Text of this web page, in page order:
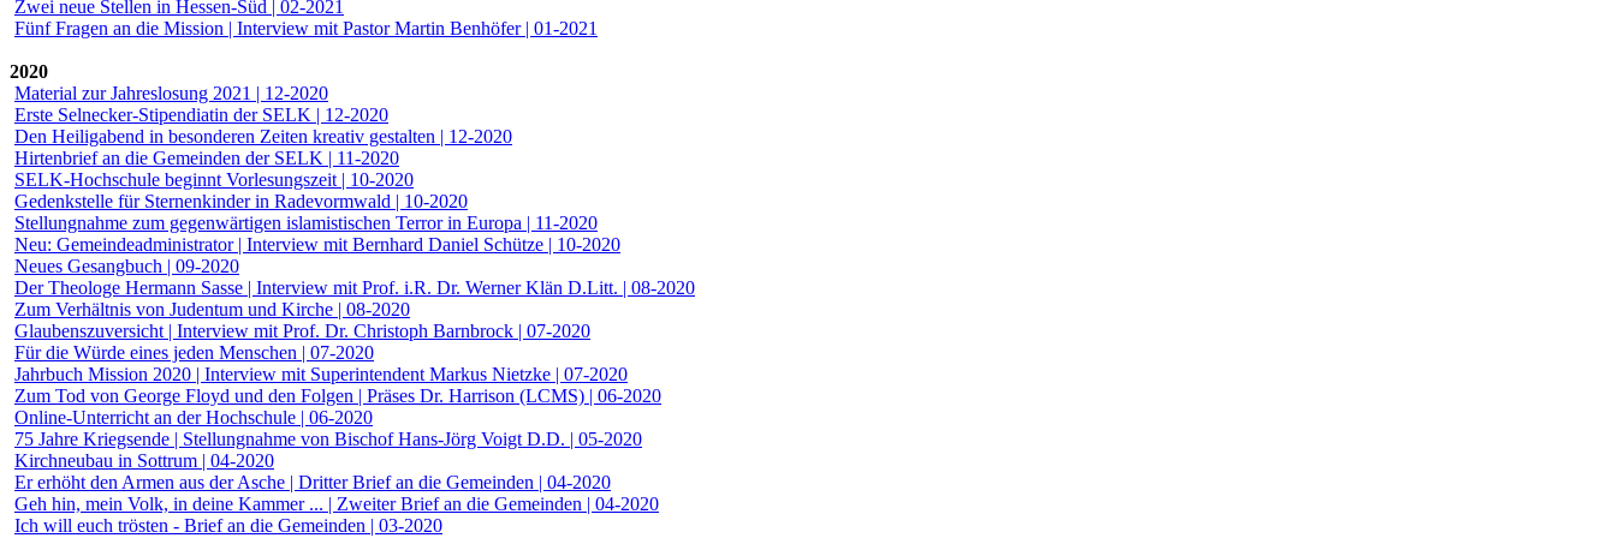
Zwei neue Stellen in Hessen-Süd | 02-2021
Fünf Fragen an die Mission | Interview mit Pastor Martin Benhöfer | 01-2021
2020
Material zur Jahreslosung 2021 | 12-2020
Erste Selnecker-Stipendiatin der SELK | 12-2020
Den Heiligabend in besonderen Zeiten kreativ gestalten | 12-2020
Hirtenbrief an die Gemeinden der SELK | 11-2020
SELK-Hochschule beginnt Vorlesungszeit | 10-2020
Gedenkstelle für Sternenkinder in Radevormwald | 10-2020
Stellungnahme zum gegenwärtigen islamistischen Terror in Europa | 11-2020
Neu: Gemeindeadministrator | Interview mit Bernhard Daniel Schütze | 10-2020
Neues Gesangbuch | 09-2020
Der Theologe Hermann Sasse | Interview mit Prof. i.R. Dr. Werner Klän D.Litt. | 08-2020
Zum Verhältnis von Judentum und Kirche | 08-2020
Glaubenszuversicht | Interview mit Prof. Dr. Christoph Barnbrock | 07-2020
Für die Würde eines jeden Menschen | 07-2020
Jahrbuch Mission 2020 | Interview mit Superintendent Markus Nietzke | 07-2020
Zum Tod von George Floyd und den Folgen | Präses Dr. Harrison (LCMS) | 06-2020
Online-Unterricht an der Hochschule | 06-2020
75 Jahre Kriegsende | Stellungnahme von Bischof Hans-Jörg Voigt D.D. | 05-2020
Kirchneubau in Sottrum | 04-2020
Er erhöht den Armen aus der Asche | Dritter Brief an die Gemeinden | 04-2020
Geh hin, mein Volk, in deine Kammer ... | Zweiter Brief an die Gemeinden | 04-2020
Ich will euch trösten - Brief an die Gemeinden | 03-2020